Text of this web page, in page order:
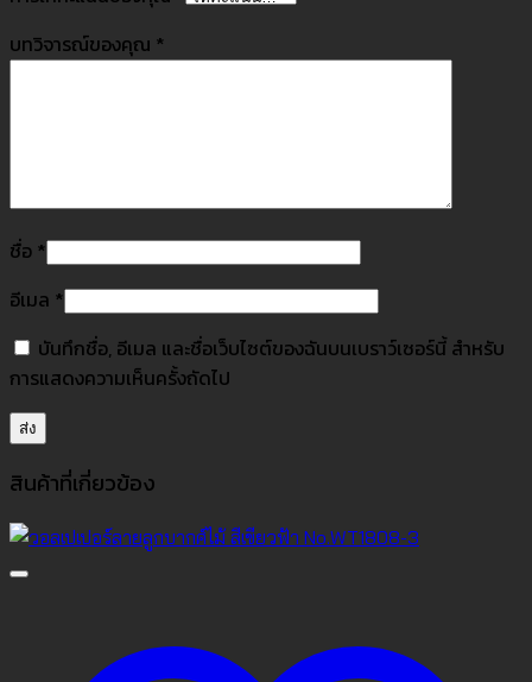
บทวิจารณ์ของคุณ *
ชื่อ *
อีเมล *
บันทึกชื่อ, อีเมล และชื่อเว็บไซต์ของฉันบนเบราว์เซอร์นี้ สำหรับ
การแสดงความเห็นครั้งถัดไป
สินค้าที่เกี่ยวข้อง